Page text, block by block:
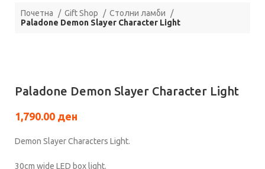
Почетна Gift Shop
Столни ламби
Paladone Demon Slayer Character Light
Paladone Demon Slayer Character Light
1,790.00 ден
Demon Slayer Characters Light.
30cm wide LED box light.